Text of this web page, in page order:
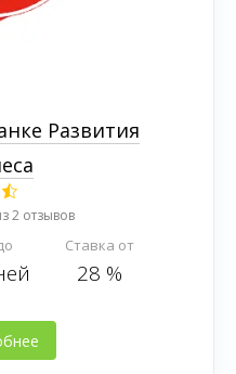
Развития
2 отзывов
Ставка от
28 %